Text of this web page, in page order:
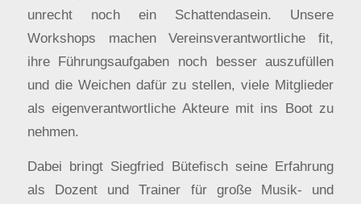
unrecht noch ein Schattendasein. Unsere
Workshops machen Vereinsverantwortliche fit,
ihre Führungsaufgaben noch besser auszufüllen
und die Weichen dafür zu stellen, viele Mitglieder
als eigenverantwortliche Akteure mit ins Boot zu
nehmen.
Dabei bringt Siegfried Bütefisch seine Erfahrung
als Dozent und Trainer für große Musik- und